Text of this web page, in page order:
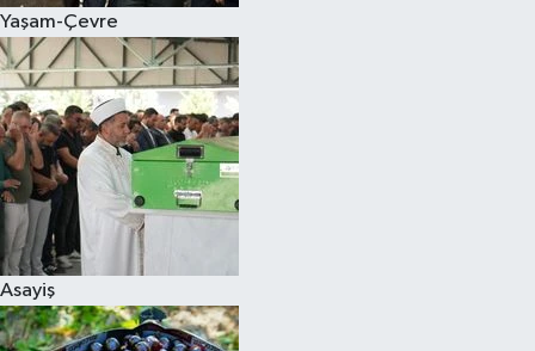
Yaşam-Çevre
Asayiş
Teknoloji
Televizyon
Yaşam-Çevre